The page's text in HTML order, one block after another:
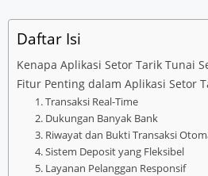
Daftar Isi
Kenapa Aplikasi Setor Tarik Tunai
Fitur Penting dalam Aplikasi Setor
1. Transaksi Real-Time
2. Dukungan Banyak Bank
3. Riwayat dan Bukti Transaksi
4. Sistem Deposit yang Fleksibel
5. Layanan Pelanggan Responsif